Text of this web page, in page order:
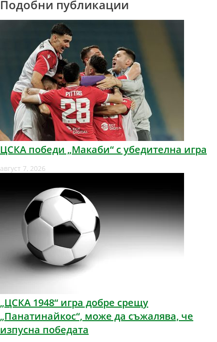
Подобни публикации
ЦСКА победи „Макаби“ с убедителна игра
август 7, 2026
„ЦСКА 1948“ игра добре срещу
„Панатинайкос“, може да съжалява, че
изпусна победата